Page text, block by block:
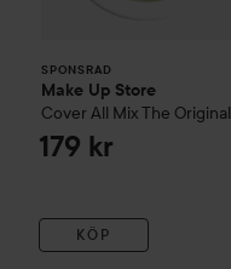
SPONSRAD
Make Up Store
Cover All MixThe Original
179 kr
KÖP